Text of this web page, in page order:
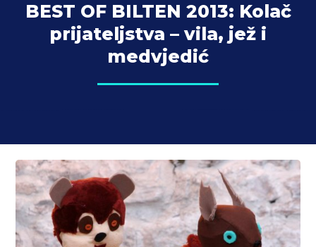
BEST OF BILTEN 2013: Kolač
prijateljstva – vila, jež i
medvjedić